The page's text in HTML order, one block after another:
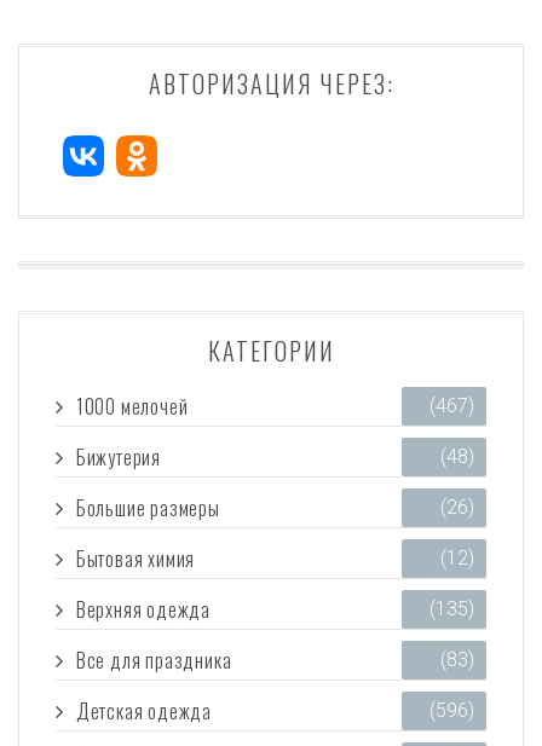
АВТОРИЗАЦИЯ ЧЕРЕЗ:
КАТЕГОРИИ
1000 мелочей (467)
Бижутерия (48)
Большие размеры (26)
Бытовая химия (12)
Верхняя одежда (135)
Все для праздника (83)
Детская одежда (596)